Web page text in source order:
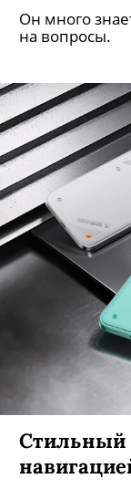
Он много
на вопросы.
Стильный